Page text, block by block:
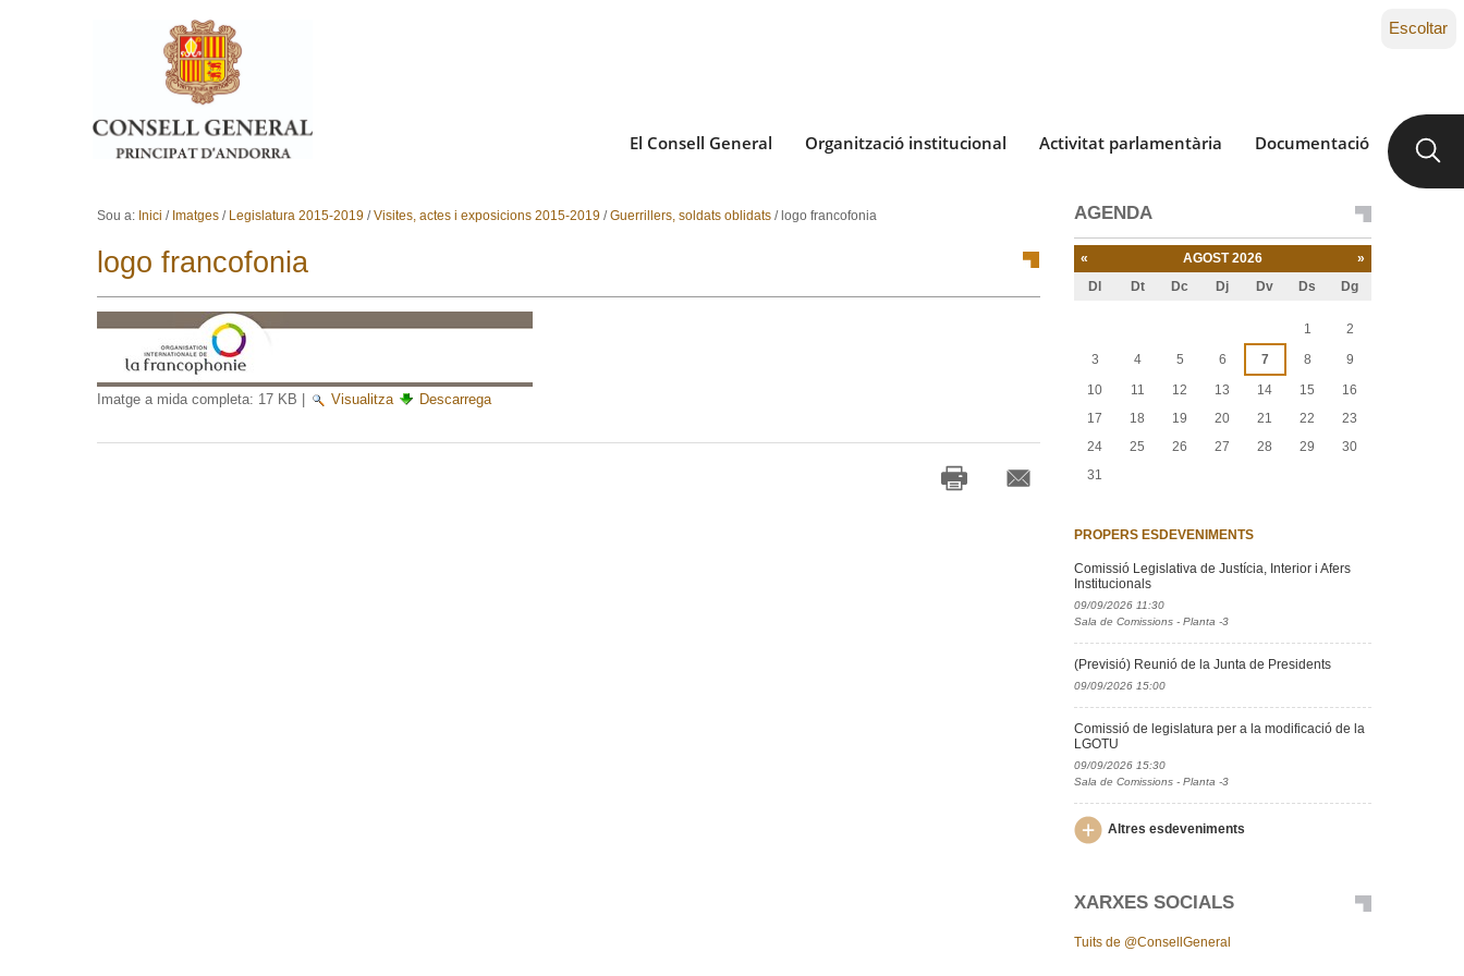
Ves al contingut.
Salta a la navegació
El Consell General Organització institucional Activitat parlamentària Documentació
Escoltar
Sou a: Inici / Imatges / Legislatura 2015-2019 /Visites, actes i exposicions 2015-2019 /Guerrillers, soldats oblidats / logo francofonia
logo francofonia
Imatge a mida completa: 17 KB Visualitza Descarrega
AGENDA
« AGOST 2026 »
Dl Dt Dc Dj Dv Ds Dg
1
2
3
4 5 6 7 8
9
10
11 12 13 14 15
16
17
18 19 20 21 22
23
24
25 26 27 28 29
30
31
PROPERS ESDEVENIMENTS
Comissió Legislativa de Justícia, Interior i Afers
Institucionals
09/09/2026 11:30
Sala de Comissions - Planta -3
(Previsió) Reunió de la Junta de Presidents
09/09/2026 15:00
Comissió de legislatura per a la modificació de la
LGOTU
09/09/2026 15:30
Sala de Comissions - Planta -3
Altres esdeveniments
XARXES SOCIALS
Tuits de @ConsellGeneral